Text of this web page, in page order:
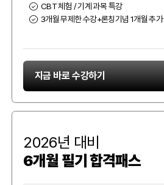
CBT 체험 / 기계 과목 특강
3개월 무제한 수강+론칭기념 1개월 추가
지금 바로 수강하기
2026년 대비
6개월 필기 합격패스